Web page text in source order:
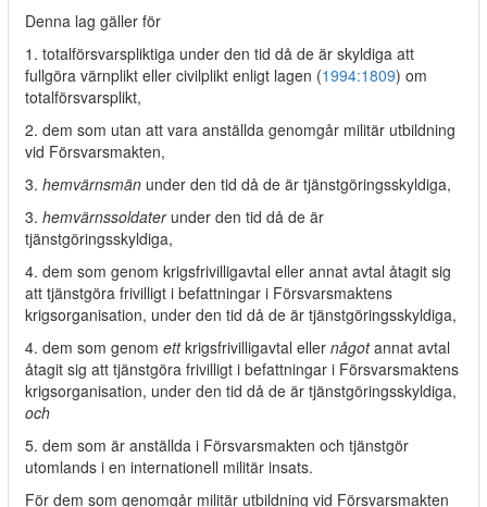
Denna lag gäller för
1. totalförsvarspliktiga under den tid då de är skyldiga att
fullgöra värnplikt eller civilplikt enligt lagen (1994:1809) om
totalförsvarsplikt,
2. dem som utan att vara anställda genomgår militär utbildning
vid Försvarsmakten,
3. hemvärnsmän under den tid då de är tjänstgöringsskyldiga,
3. hemvärnssoldaterunder den tid då de är
tjänstgöringsskyldiga,
4. dem som genom krigsfrivilligavtal eller annat avtal åtagit sig
att tjänstgöra frivilligt i befattningar i Försvarsmaktens
krigsorganisation, under den tid då de är tjänstgöringsskyldiga,
4. dem som genom ettkrigsfrivilligavtal eller någotannat avtal
åtagit sig att tjänstgöra frivilligt i befattningar i Försvarsmaktens
krigsorganisation, under den tid då de är tjänstgöringsskyldiga,
och
5. dem som är anställda i Försvarsmakten och tjänstgör
utomlands i en internationell militär insats.
För dem som genomgår militär utbildning vid Försvarsmakten